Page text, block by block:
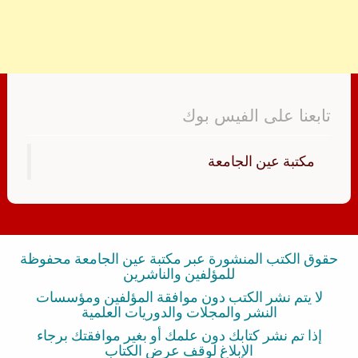
تابعنا على الفيس بوك
‏مكتبة عين الجامعة‏
حقوق الكتب المنشورة عبر مكتبة عين الجامعة محفوظة
للمؤلفين والناشرين
لا يتم نشر الكتب دون موافقة المؤلفين ومؤسسات
النشر والمجلات والدوريات العلمية
إذا تم نشر كتابك دون علمك أو بغير موافقتك برجاء
الإبلاغ لوقف عرض الكتاب